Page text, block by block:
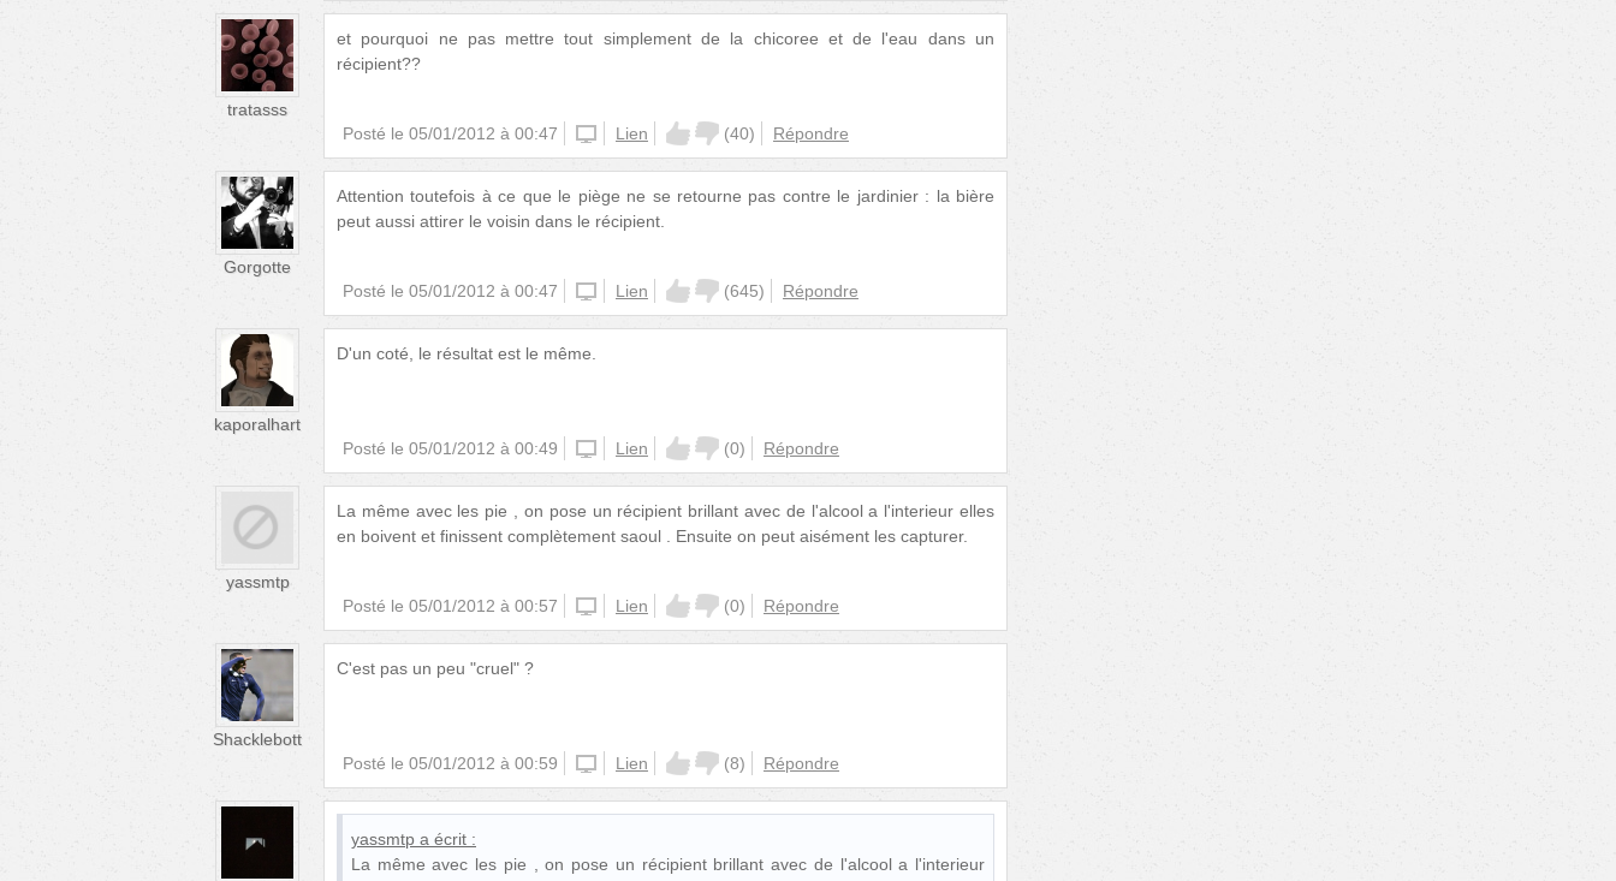
tratasss
et pourquoi ne pas mettre tout simplement de la chicoree et de l'eau dans un
récipient??
Posté le 05/01/2012 à 00:47 unknown
Lien (40) Répondre
Gorgotte
Attention toutefois à ce que le piège ne se retourne pas contre le jardinier : la bière
peut aussi attirer le voisin dans le récipient.
Posté le 05/01/2012 à 00:47 unknown
Lien (645) Répondre
kaporalhart
D'un coté, le résultat est le même.
Posté le 05/01/2012 à 00:49 unknown
Lien (0) Répondre
yassmtp
La même avec les pie , on pose un récipient brillant avec de l'alcool a l'interieur elles
en boivent et finissent complètement saoul . Ensuite on peut aisément les capturer.
Posté le 05/01/2012 à 00:57 unknown
Lien (0) Répondre
Shacklebott
C'est pas un peu "cruel" ?
Posté le 05/01/2012 à 00:59 unknown
Lien (8) Répondre
yassmtp a écrit :
La même avec les pie , on pose un récipient brillant avec de l'alcool a l'interieur